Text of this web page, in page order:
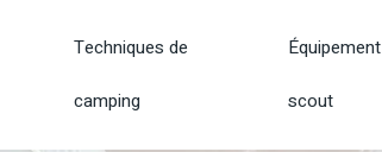
Techniques de
camping
Équipement
scout